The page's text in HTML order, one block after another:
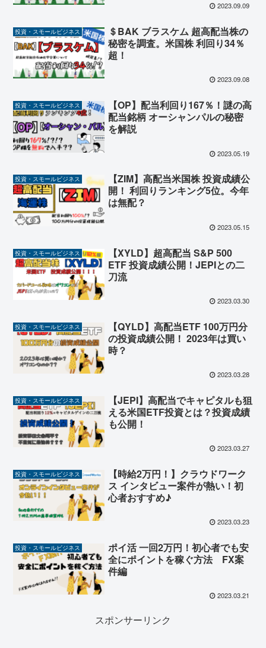
2023.09.09
投資・スモールビジネス
＄BAK ブラスケム 超高配当株の
秘密を調査。米国株 利回り34％
超！
2023.09.08
投資・スモールビジネス
【OP】配当利回り167％！謎の高
配当銘柄 オーシャンパルの秘密
を解説
2023.05.19
投資・スモールビジネス
【ZIM】高配当米国株 投資成績公
開！ 利回りランキング5位。今年
は無配？
2023.05.15
投資・スモールビジネス
【XYLD】超高配当 S&P 500
ETF 投資成績公開！JEPIとの二
刀流
2023.03.30
投資・スモールビジネス
【QYLD】高配当ETF 100万円分
の投資成績公開！ 2023年は買い
時？
2023.03.28
投資・スモールビジネス
【JEPI】高配当でキャピタルも狙
える米国ETF投資とは？投資成績
も公開！
2023.03.27
投資・スモールビジネス
【時給2万円！】クラウドワーク
ス インタビュー案件が熱い！初
心者おすすめ♪
2023.03.23
投資・スモールビジネス
ポイ活 一回2万円！初心者でも安
全にポイントを稼ぐ方法 FX案
件編
2023.03.21
スポンサーリンク